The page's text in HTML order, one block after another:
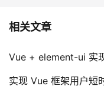
相关文章
实现 Vue 框架用户短